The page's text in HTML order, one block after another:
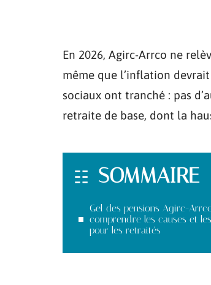
En 2026, Agirc-Arrco ne
même que l’inflation
sociaux ont tranché : pas
retraite de base, dont la
SOMMAIRE
Gel des pensions Agirc-
comprendre les causes et
pour les retraités